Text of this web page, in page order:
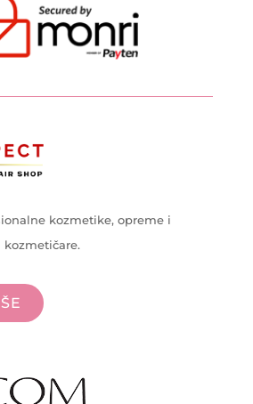
kozmetike, opreme i
kozmetičare.